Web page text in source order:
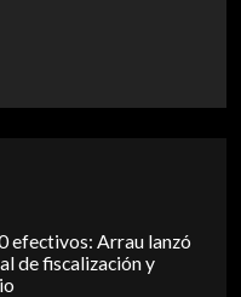
efectivos: Arrau lanzó
de fiscalización y